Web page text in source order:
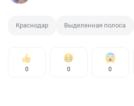
Краснодар Выделенная полоса
0 0 0